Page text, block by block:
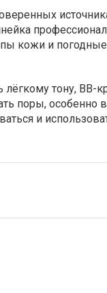
кожи и
лёгкому тону, BB-
поры, особенно
и